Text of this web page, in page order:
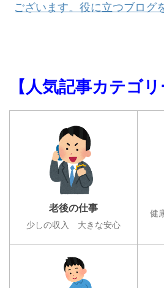
ざいます。役に立つブログを
【人気記事カテゴリ
老後の仕事
少しの収入 大きな安心
健